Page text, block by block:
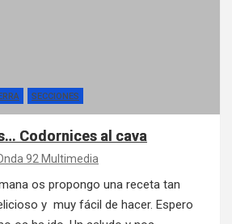
SECCIONES
Codornices al cava
92 Multimedia
os propongo una receta tan
y muy fácil de hacer. Espero